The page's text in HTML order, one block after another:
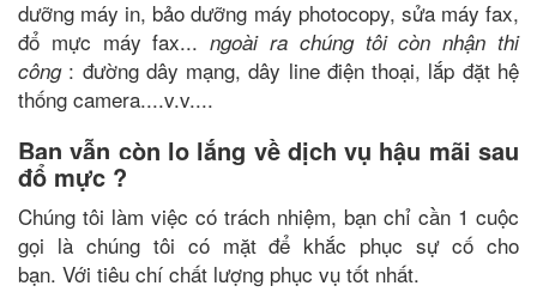
dưỡng máy in, bảo dưỡng máy photocopy, sửa máy fax,
đổ mực máy fax...ngoài ra chúng tôi còn nhận thi
công: đường dây mạng, dây line điện thoại, lắp đặt hệ
thống camera....v.v....
Bạn vẫn còn lo lắng về dịch vụ hậu mãi sau
đổ mực ?
Chúng tôi làm việc có trách nhiệm, bạn chỉ cần 1 cuộc
gọi là chúng tôi có mặt để khắc phục sự cố cho
bạn. Với tiêu chí chất lượng phục vụ tốt nhất.